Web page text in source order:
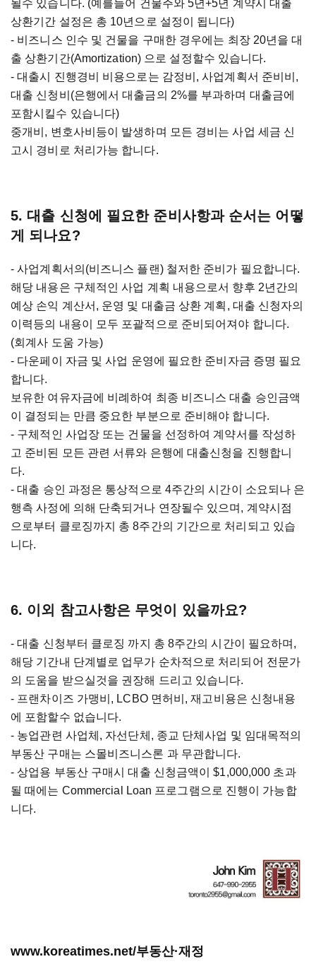
될수 있습니다. (예를들어 건물주와 5년+5년 계약시 대출
상환기간 설정은 총 10년으로 설정이 됩니다)
- 비즈니스 인수 및 건물을 구매한 경우에는 최장 20년을 대
출 상환기간(Amortization) 으로 설정할수 있습니다.
- 대출시 진행경비 비용으로는 감정비, 사업계획서 준비비,
대출 신청비(은행에서 대출금의 2%를 부과하며 대출금에
포함시킬수 있습니다)
중개비, 변호사비등이 발생하며 모든 경비는 사업 세금 신
고시 경비로 처리가능 합니다.
5. 대출 신청에 필요한 준비사항과 순서는 어떻
게 되나요?
- 사업계획서의(비즈니스 플랜) 철저한 준비가 필요합니다.
해당 내용은 구체적인 사업 계획 내용으로서 향후 2년간의
예상 손익 계산서, 운영 및 대출금 상환 계획, 대출 신청자의
이력등의 내용이 모두 포괄적으로 준비되어져야 합니다.
(회계사 도움 가능)
- 다운페이 자금 및 사업 운영에 필요한 준비자금 증명 필요
합니다.
보유한 여유자금에 비례하여 최종 비즈니스 대출 승인금액
이 결정되는 만큼 중요한 부분으로 준비해야 합니다.
- 구체적인 사업장 또는 건물을 선정하여 계약서를 작성하
고 준비된 모든 관련 서류와 은행에 대출신청을 진행합니
다.
- 대출 승인 과정은 통상적으로 4주간의 시간이 소요되나 은
행측 사정에 의해 단축되거나 연장될수 있으며, 계약시점
으로부터 클로징까지 총 8주간의 기간으로 처리되고 있습
니다.
6. 이외 참고사항은 무엇이 있을까요?
- 대출 신청부터 클로징 까지 총 8주간의 시간이 필요하며,
해당 기간내 단계별로 업무가 순차적으로 처리되어 전문가
의 도움을 받으실것을 권장해 드리고 있습니다.
- 프랜차이즈 가맹비, LCBO 면허비, 재고비용은 신청내용
에 포함할수 없습니다.
- 농업관련 사업체, 자선단체, 종교 단체사업 및 임대목적의
부동산 구매는 스몰비즈니스론 과 무관합니다.
- 상업용 부동산 구매시 대출 신청금액이 $1,000,000 초과
될 때에는 Commercial Loan 프로그램으로 진행이 가능합
니다.
www.koreatimes.net/부동산·재정